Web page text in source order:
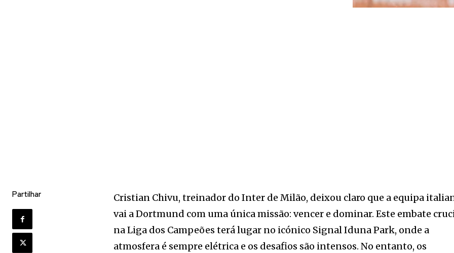
Partilhar
Cristian Chivu, treinador do Inter de Milão, deixou claro que a equipa
vai a Dortmund com uma única missão: vencer e dominar. Este embate
na Liga dos Campeões terá lugar no icónico Signal Iduna Park, onde a
atmosfera é sempre elétrica e os desafios são intensos. No entanto, os